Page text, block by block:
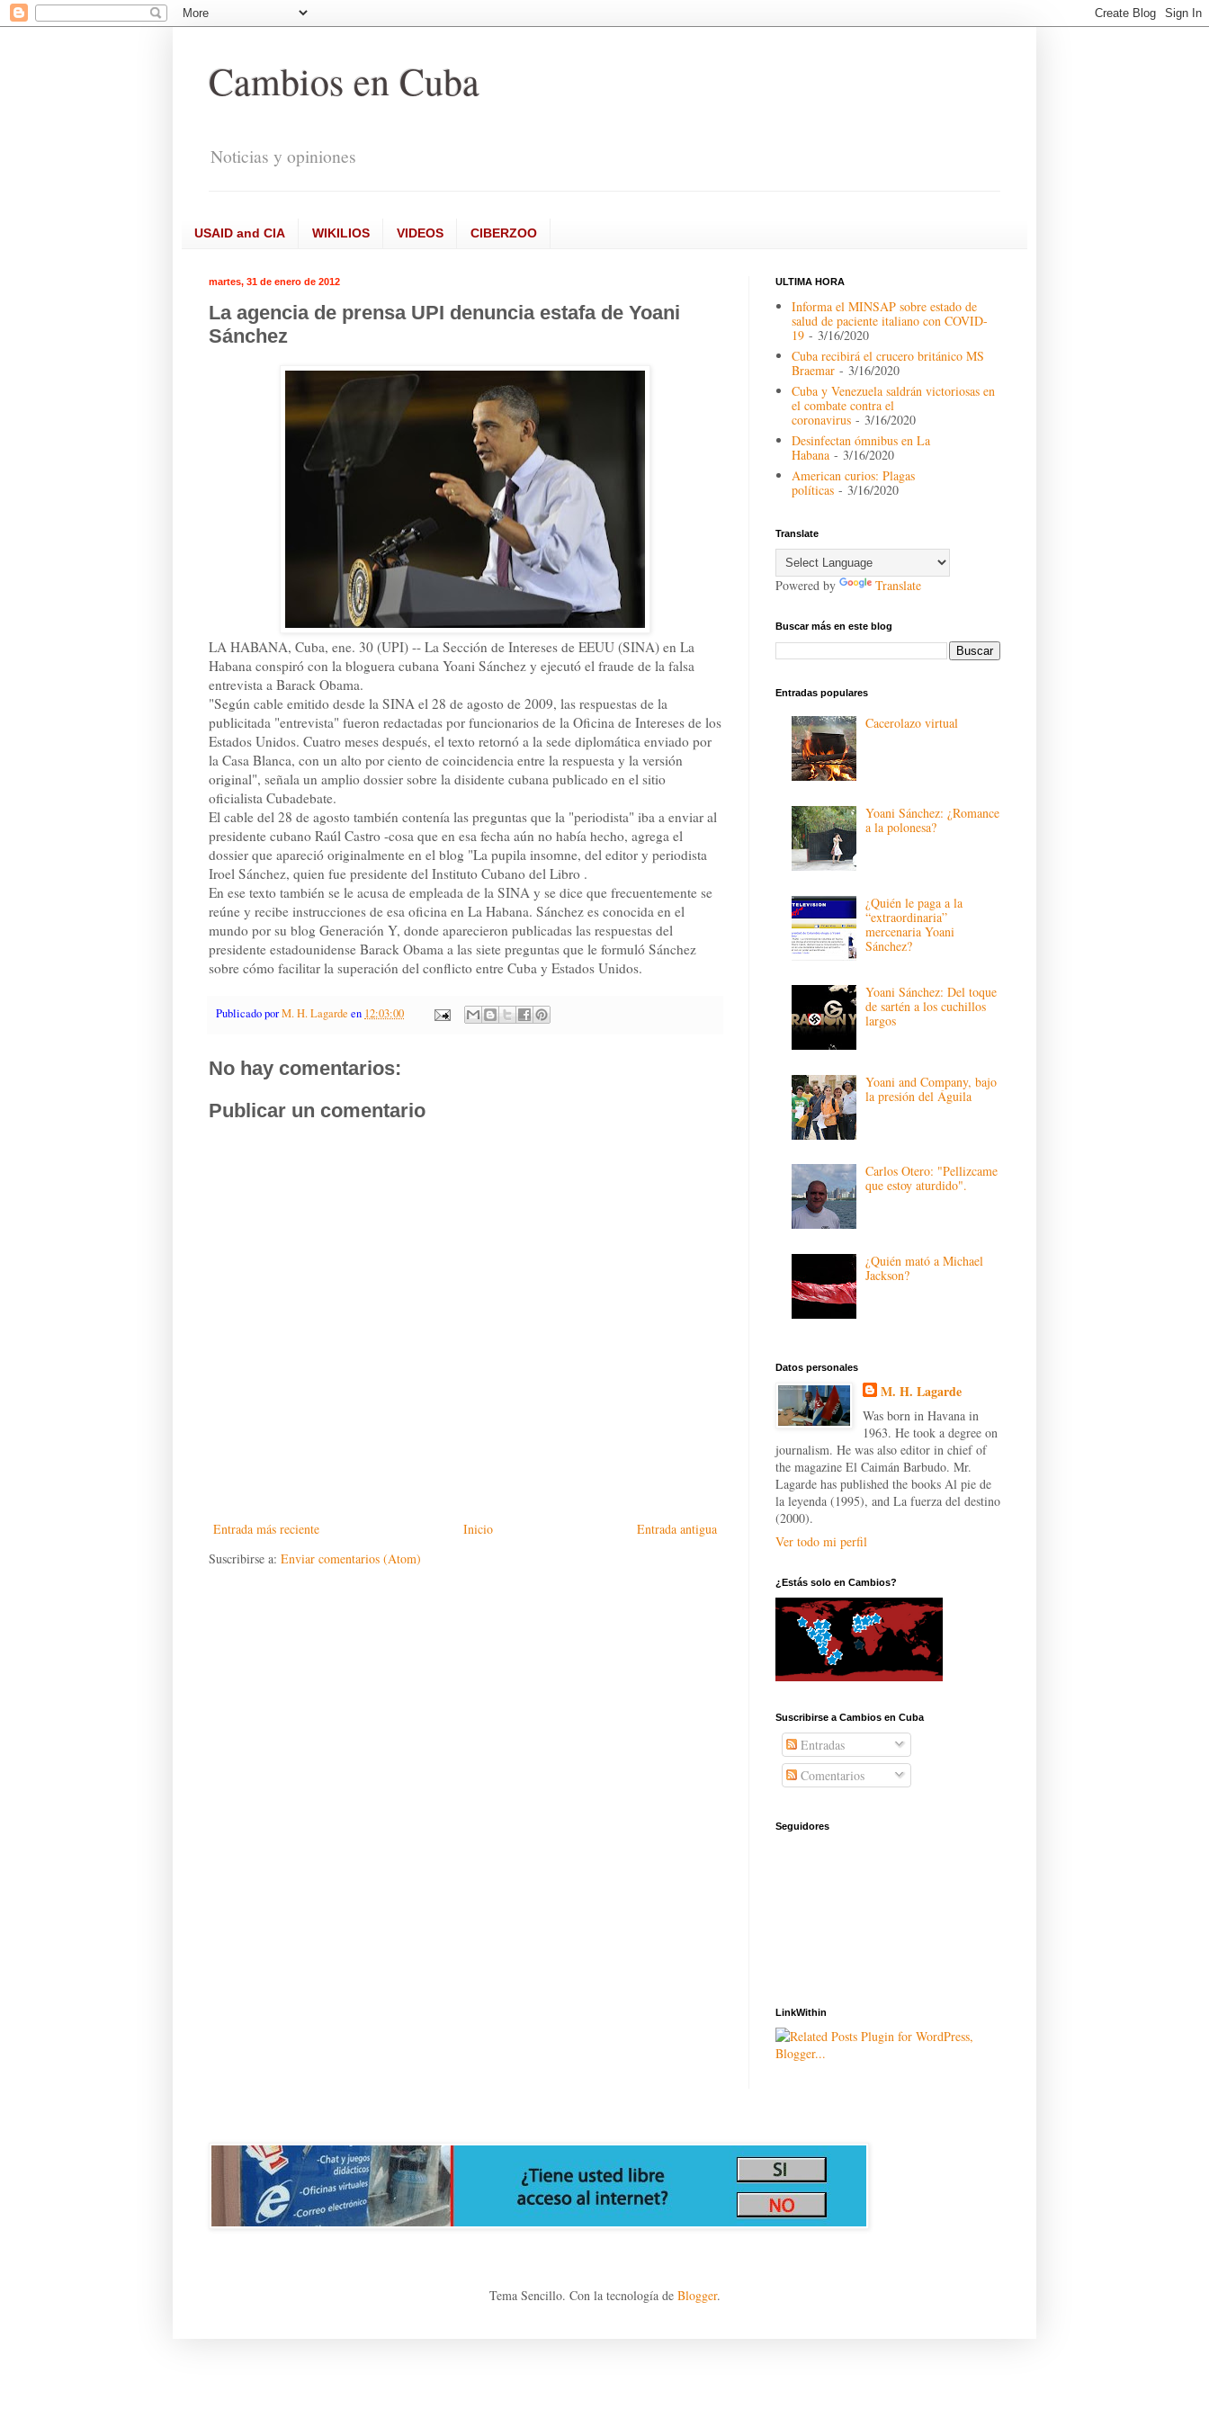
Cambios en Cuba
Noticias y opiniones
USAID and CIA WIKILIOS VIDEOS CIBERZOO
martes, 31 de enero de 2012
La agencia de prensa UPI denuncia estafa de Yoani
Sánchez
LA HABANA, Cuba, ene. 30 (UPI) -- La Sección de Intereses de EEUU (SINA) en La
Habana conspiró con la bloguera cubana Yoani Sánchez y ejecutó el fraude de la falsa
entrevista a Barack Obama.
"Según cable emitido desde la SINA el 28 de agosto de 2009, las respuestas de la
publicitada "entrevista" fueron redactadas por funcionarios de la Oficina de Intereses de los
Estados Unidos. Cuatro meses después, el texto retornó a la sede diplomática enviado por
la Casa Blanca, con un alto por ciento de coincidencia entre la respuesta y la versión
original", señala un amplio dossier sobre la disidente cubana publicado en el sitio
oficialista Cubadebate.
El cable del 28 de agosto también contenía las preguntas que la "periodista" iba a enviar al
presidente cubano Raúl Castro -cosa que en esa fecha aún no había hecho, agrega el
dossier que apareció originalmente en el blog "La pupila insomne, del editor y periodista
Iroel Sánchez, quien fue presidente del Instituto Cubano del Libro .
En ese texto también se le acusa de empleada de la SINA y se dice que frecuentemente se
reúne y recibe instrucciones de esa oficina en La Habana. Sánchez es conocida en el
mundo por su blog Generación Y, donde aparecieron publicadas las respuestas del
presidente estadounidense Barack Obama a las siete preguntas que le formuló Sánchez
sobre cómo facilitar la superación del conflicto entre Cuba y Estados Unidos.
Publicado porM. H. Lagarde en 12:03:00
No hay comentarios:
Publicar un comentario
Entrada más reciente Entrada antigua
Inicio
Suscribirse a: Enviar comentarios (Atom)
ULTIMA HORA
Informa el MINSAP sobre estado de
salud de paciente italiano con COVID-
19- 3/16/2020
Cuba recibirá el crucero británico MS
Braemar- 3/16/2020
Cuba y Venezuela saldrán victoriosas en
el combate contra el
coronavirus- 3/16/2020
Desinfectan ómnibus en La
Habana- 3/16/2020
American curios: Plagas
políticas- 3/16/2020
Translate
Powered by Translate
Buscar más en este blog
Entradas populares
Cacerolazo virtual
Yoani Sánchez: ¿Romance
a la polonesa?
¿Quién le paga a la
“extraordinaria”
mercenaria Yoani
Sánchez?
Yoani Sánchez: Del toque
de sartén a los cuchillos
largos
Yoani and Company, bajo
la presión del Águila
Carlos Otero: "Pellizcame
que estoy aturdido".
¿Quién mató a Michael
Jackson?
Datos personales
M. H. Lagarde
Was born in Havana in
1963. He took a degree on
journalism. He was also editor in chief of
the magazine El Caimán Barbudo. Mr.
Lagarde has published the books Al pie de
la leyenda (1995), and La fuerza del destino
(2000).
Ver todo mi perfil
¿Estás solo en Cambios?
Suscribirse a Cambios en Cuba
Entradas
Comentarios
Seguidores
LinkWithin
Tema Sencillo. Con la tecnología de Blogger.